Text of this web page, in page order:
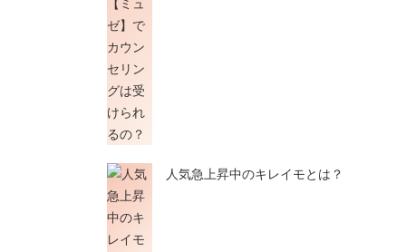
人気急上昇中のキレイモとは？